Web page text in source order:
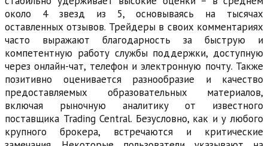
около 4 звезд из 5, основываясь на тысячах
оставленных отзывов. Трейдеры в своих комментариях
часто выражают благодарность за быструю и
компетентную работу службы поддержки, доступную
через онлайн-чат, телефон и электронную почту. Также
позитивно оценивается разнообразие и качество
предоставляемых образовательных материалов,
включая рыночную аналитику от известного
поставщика Trading Central. Безусловно, как и у любого
крупного брокера, встречаются и критические